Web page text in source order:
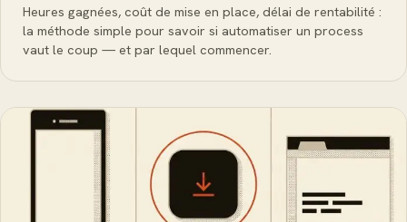
Heures gagnées, coût de mise en place, délai de rentabilité :
la méthode simple pour savoir si automatiser un process
vaut le coup — et par lequel commencer.